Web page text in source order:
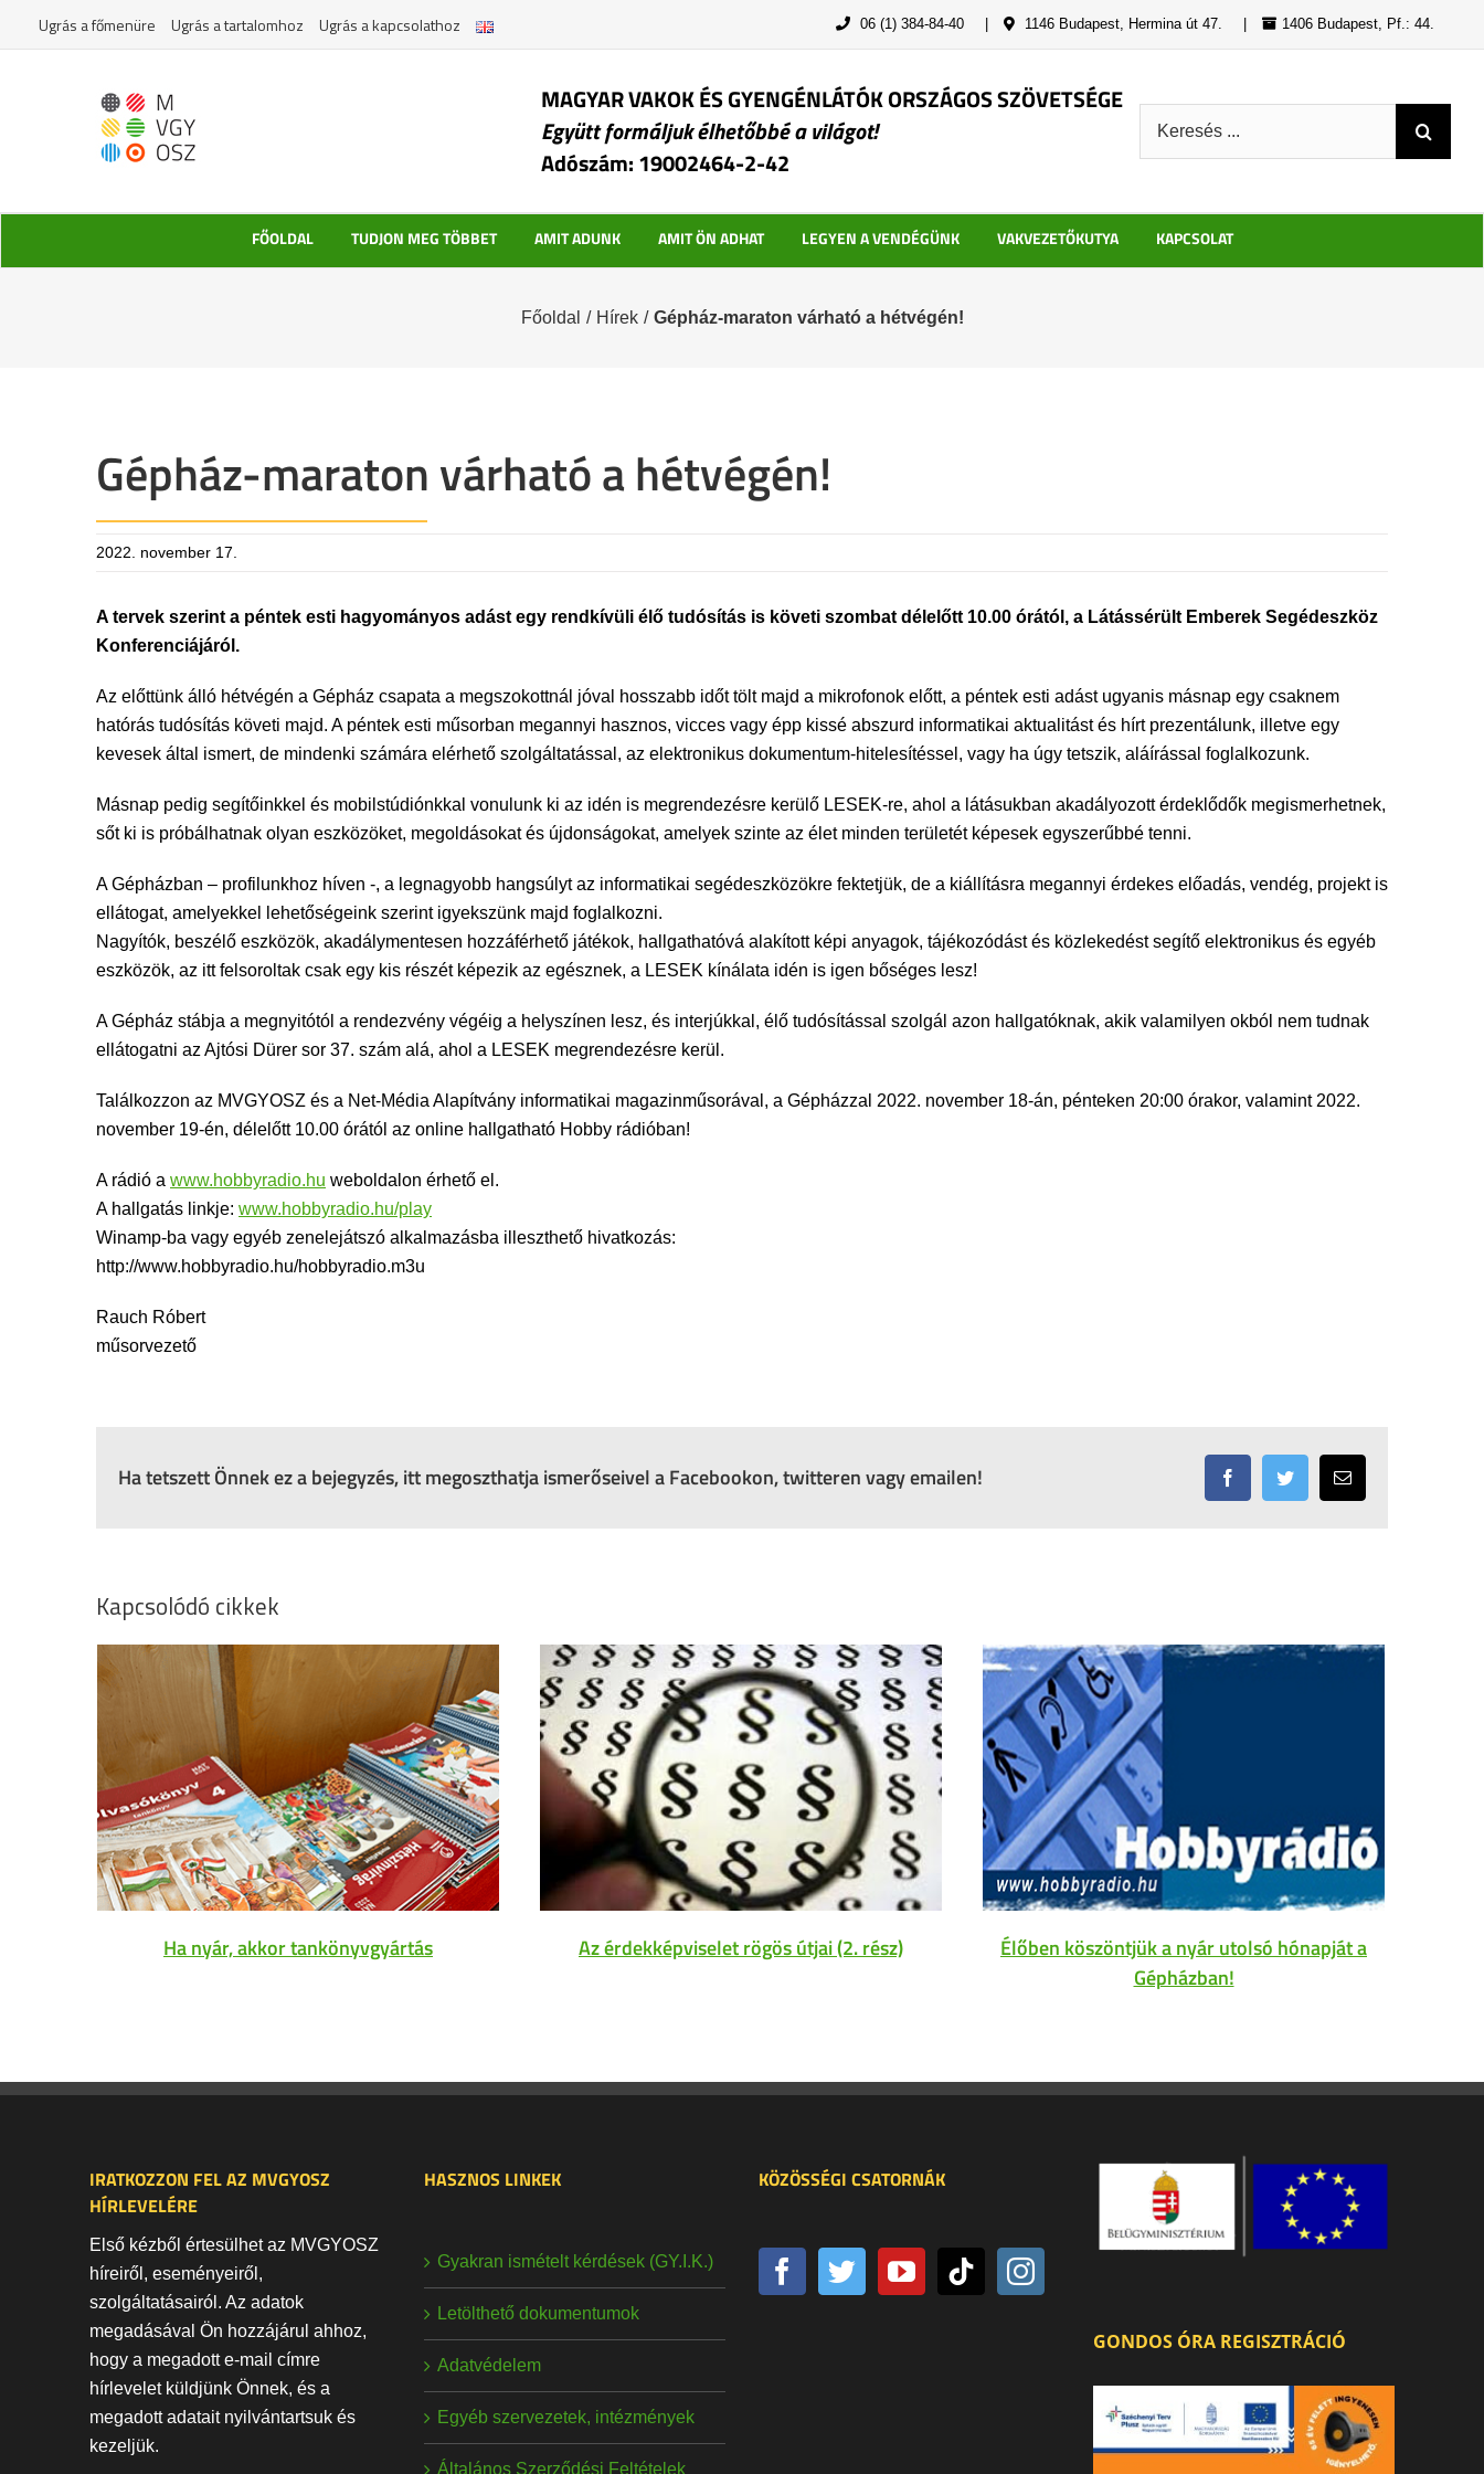
Ugrás a főmenüre Ugrás a tartalomhoz Ugrás a kapcsolathoz 06 (1) 384-84-40 1146 Budapest, Hermina út 47. 1406 Budapest, Pf.: 44.
MAGYAR VAKOK ÉS GYENGÉNLÁTÓK ORSZÁGOS SZÖVETSÉGE
Együtt formáljuk élhetőbbé a világot!
Adószám: 19002464-2-42
FŐOLDAL TUDJON MEG TÖBBET AMIT ADUNK AMIT ÖN ADHAT LEGYEN A VENDÉGÜNK VAKVEZETŐKUTYA KAPCSOLAT
Főoldal / Hírek / Gépház-maraton várható a hétvégén!
Gépház-maraton várható a hétvégén!
2022. november 17.
A tervek szerint a péntek esti hagyományos adást egy rendkívüli élő tudósítás is követi szombat délelőtt 10.00 órától, a Látássérült Emberek Segédeszköz
Konferenciájáról.
Az előttünk álló hétvégén a Gépház csapata a megszokottnál jóval hosszabb időt tölt majd a mikrofonok előtt, a péntek esti adást ugyanis másnap egy csaknem
hatórás tudósítás követi majd. A péntek esti műsorban megannyi hasznos, vicces vagy épp kissé abszurd informatikai aktualitást és hírt prezentálunk, illetve egy
kevesek által ismert, de mindenki számára elérhető szolgáltatással, az elektronikus dokumentum-hitelesítéssel, vagy ha úgy tetszik, aláírással foglalkozunk.
Másnap pedig segítőinkkel és mobilstúdiónkkal vonulunk ki az idén is megrendezésre kerülő LESEK-re, ahol a látásukban akadályozott érdeklődők megismerhetnek,
sőt ki is próbálhatnak olyan eszközöket, megoldásokat és újdonságokat, amelyek szinte az élet minden területét képesek egyszerűbbé tenni.
A Gépházban – profilunkhoz híven -, a legnagyobb hangsúlyt az informatikai segédeszközökre fektetjük, de a kiállításra megannyi érdekes előadás, vendég, projekt is
ellátogat, amelyekkel lehetőségeink szerint igyekszünk majd foglalkozni.
Nagyítók, beszélő eszközök, akadálymentesen hozzáférhető játékok, hallgathatóvá alakított képi anyagok, tájékozódást és közlekedést segítő elektronikus és egyéb
eszközök, az itt felsoroltak csak egy kis részét képezik az egésznek, a LESEK kínálata idén is igen bőséges lesz!
A Gépház stábja a megnyitótól a rendezvény végéig a helyszínen lesz, és interjúkkal, élő tudósítással szolgál azon hallgatóknak, akik valamilyen okból nem tudnak
ellátogatni az Ajtósi Dürer sor 37. szám alá, ahol a LESEK megrendezésre kerül.
Találkozzon az MVGYOSZ és a Net-Média Alapítvány informatikai magazinműsorával, a Gépházzal 2022. november 18-án, pénteken 20:00 órakor, valamint 2022.
november 19-én, délelőtt 10.00 órától az online hallgatható Hobby rádióban!
A rádió a www.hobbyradio.hu weboldalon érhető el.
A hallgatás linkje: www.hobbyradio.hu/play
Winamp-ba vagy egyéb zenelejátszó alkalmazásba illeszthető hivatkozás:
http://www.hobbyradio.hu/hobbyradio.m3u
Rauch Róbert
műsorvezető
Ha tetszett Önnek ez a bejegyzés, itt megoszthatja ismerőseivel a Facebookon, twitteren vagy emailen! FacebookTwitter Email:
Kapcsolódó cikkek
Ha nyár, akkor tankönyvgyártás Az érdekképviselet rögös útjai (2. rész)
Élőben köszöntjük a nyár utolsó hónapját a
Gépházban!
IRATKOZZON FEL AZ MVGYOSZ
HÍRLEVELÉRE
Első kézből értesülhet az MVGYOSZ
híreiről, eseményeiről,
szolgáltatásairól. Az adatok
megadásával Ön hozzájárul ahhoz,
hogy a megadott e-mail címre
hírlevelet küldjünk Önnek, és a
megadott adatait nyilvántartsuk és
kezeljük.
HASZNOS LINKEK
Gyakran ismételt kérdések (GY.I.K.)
Letölthető dokumentumok
Adatvédelem
Egyéb szervezetek, intézmények
Általános Szerződési Feltételek
KÖZÖSSÉGI CSATORNÁK
GONDOS ÓRA REGISZTRÁCIÓ